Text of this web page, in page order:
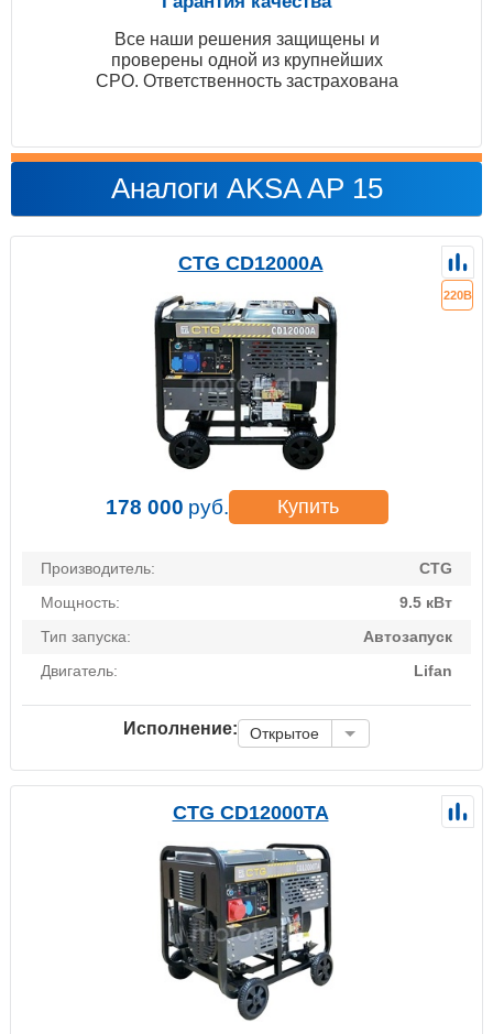
Все наши решения защищены и
проверены одной из крупнейших
СРО. Ответственность застрахована
Аналоги AKSA AP 15
CTG CD12000A
220В
178 000 руб. Купить
Производитель:
CTG
Мощность:
9.5 кВт
Тип запуска:
Автозапуск
Двигатель:
Lifan
Исполнение: Открытое
CTG CD12000TA